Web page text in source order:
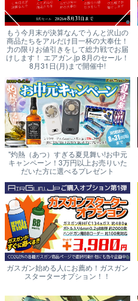
もう今月末が決算なんでうんと沢山の
商品たちをアルだけ目一杯の大奉仕！
力の限りお値引きをして総力戦でお届
けします！ エアガン.jp 8月のセール！
8月31日(月)まで開催中!
"灼熱（あつ）すぎる夏見舞い!お中元
キャンペーン！3万円以上お売りいた
だいた方に選べるプレゼント
ガスガン始める人にお薦め！ガスガン
スターターオプション！！